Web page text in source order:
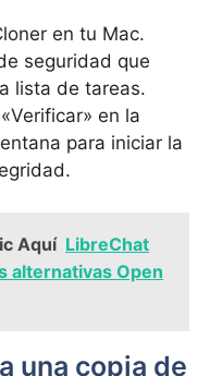
en tu Mac.
seguridad que
‍lista de tareas.
en la
⁢para iniciar la
Aquí LibreChat
alternativas Open
una​ copia de​